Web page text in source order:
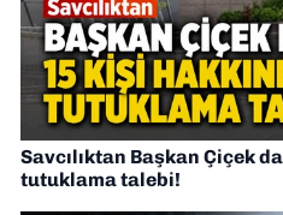
Savcılıktan Başkan Çiçek
tutuklama talebi!